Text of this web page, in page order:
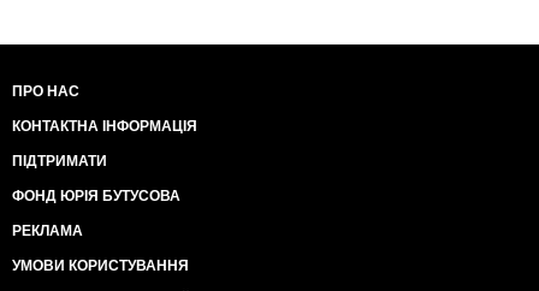
ПРО НАС
КОНТАКТНА ІНФОРМАЦІЯ
ПІДТРИМАТИ
ФОНД ЮРІЯ БУТУСОВА
РЕКЛАМА
УМОВИ КОРИСТУВАННЯ